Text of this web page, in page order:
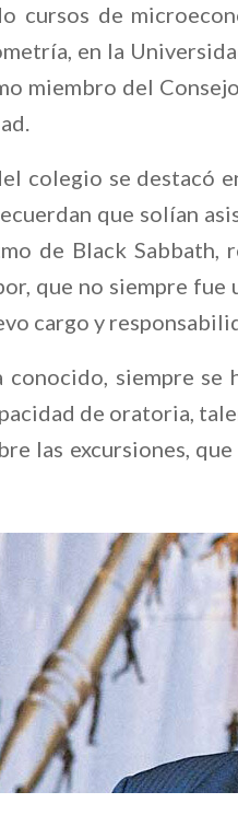
cursos de
en la
miembro del
colegio se destacó
que solían
de Black Sabbath,
que no siempre
cargo y
conocido, siempre
de oratoria,
las excursiones,